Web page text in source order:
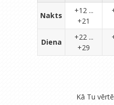
Nakts
+12 ...
+21
Diena
+22 ...
+29
Kā Tu